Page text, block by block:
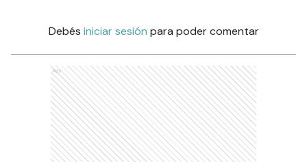
Debés iniciar sesión para poder comentar
Ads